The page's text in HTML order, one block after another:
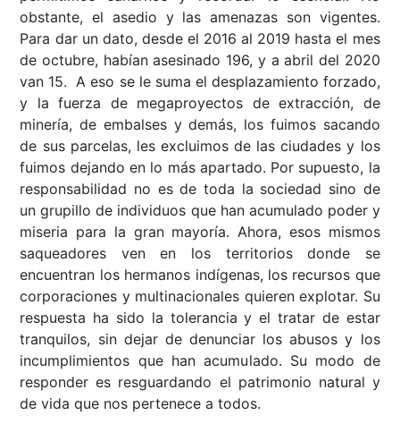
obstante, el asedio y las amenazas son vigentes.
Para dar un dato, desde el 2016 al 2019 hasta el mes
de octubre, habían asesinado 196, y a abril del 2020
van 15. A eso se le suma el desplazamiento forzado,
y la fuerza de megaproyectos de extracción, de
minería, de embalses y demás, los fuimos sacando
de sus parcelas, les excluimos de las ciudades y los
fuimos dejando en lo más apartado. Por supuesto, la
responsabilidad no es de toda la sociedad sino de
un grupillo de individuos que han acumulado poder y
miseria para la gran mayoría. Ahora, esos mismos
saqueadores ven en los territorios donde se
encuentran los hermanos indígenas, los recursos que
corporaciones y multinacionales quieren explotar. Su
respuesta ha sido la tolerancia y el tratar de estar
tranquilos, sin dejar de denunciar los abusos y los
incumplimientos que han acumulado. Su modo de
responder es resguardando el patrimonio natural y
de vida que nos pertenece a todos.